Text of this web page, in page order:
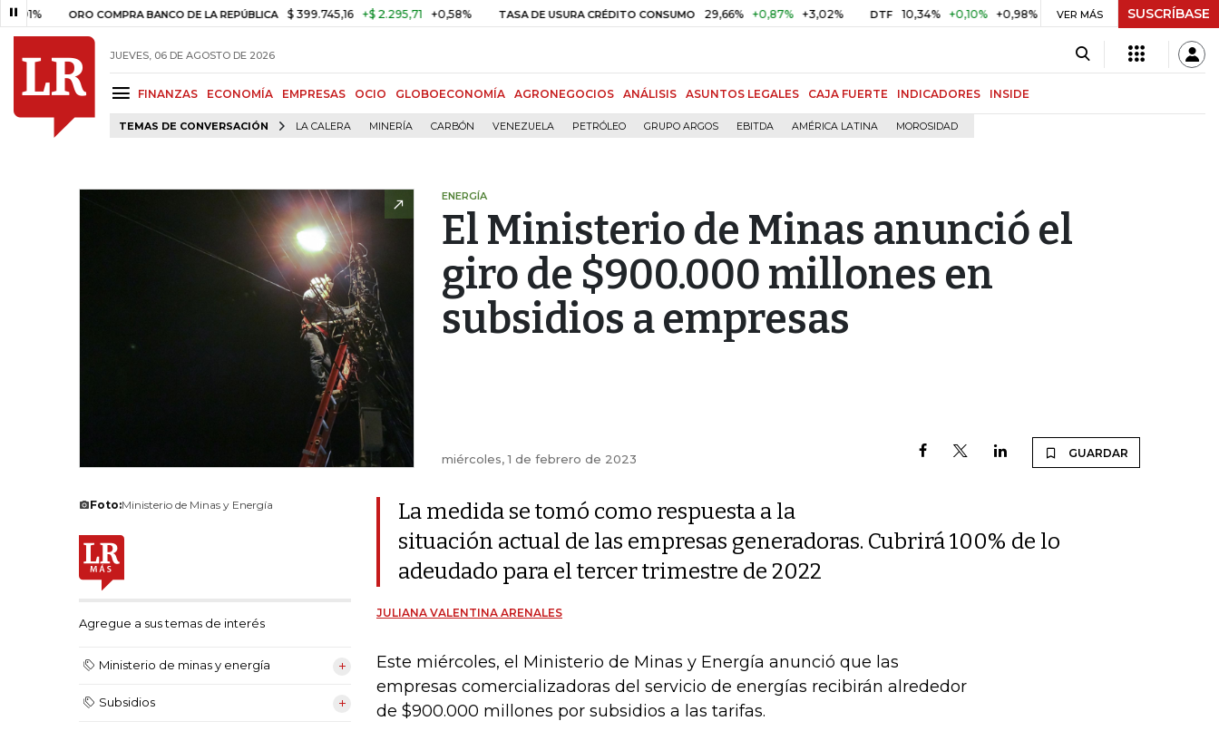
ORO COMPRA BANCO DE LA REPÚBLICA $ 399.745,16 +$ 2.295,71 +0,58% TASA DE USURA CRÉDITO CONSUMO 29,66% +0,87% +3,02% DTF 10,34% +0,10% +0,98% UVR $ 416,86 +$ 0,05 +0,01%
VER MÁS SUSCRÍBASE
JUEVES, 06 DE AGOSTO DE 2026
FINANZAS ECONOMÍA EMPRESAS OCIO GLOBOECONOMÍA AGRONEGOCIOS ANÁLISIS ASUNTOS LEGALES CAJA FUERTE INDICADORES INSIDE
TEMAS DE CONVERSACIÓN LA CALERA MINERÍA CARBÓN VENEZUELA PETRÓLEO GRUPO ARGOS EBITDA AMÉRICA LATINA MOROSIDAD
ENERGÍA
El Ministerio de Minas anunció el
giro de $900.000 millones en
subsidios a empresas
miércoles, 1 de febrero de 2023 GUARDAR
Foto:Ministerio de Minas y Energía
Agregue a sus temas de interés
Ministerio de minas y energía
Subsidios
La medida se tomó como respuesta a la
situación actual de las empresas generadoras. Cubrirá 100% de lo
adeudado para el tercer trimestre de 2022
JULIANA VALENTINA ARENALES
Este miércoles, el Ministerio de Minas y Energía anunció que las
empresas comercializadoras del servicio de energías recibirán alrededor
de $900.000 millones por subsidios a las tarifas.